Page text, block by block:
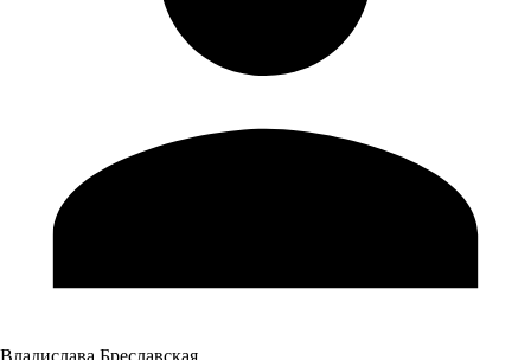
Владислава Бреславская